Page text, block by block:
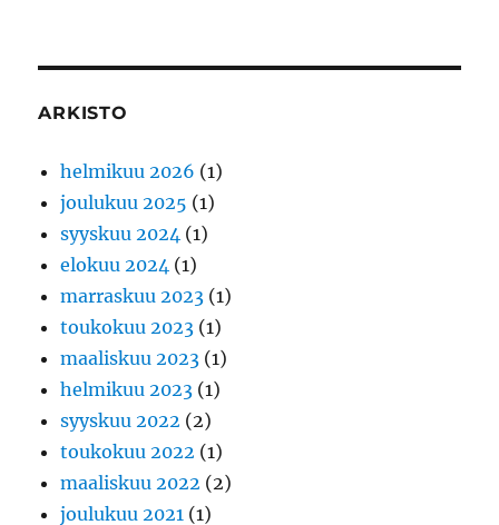
ARKISTO
helmikuu 2026 (1)
joulukuu 2025 (1)
syyskuu 2024 (1)
elokuu 2024 (1)
marraskuu 2023 (1)
toukokuu 2023 (1)
maaliskuu 2023 (1)
helmikuu 2023 (1)
syyskuu 2022 (2)
toukokuu 2022 (1)
maaliskuu 2022 (2)
joulukuu 2021 (1)